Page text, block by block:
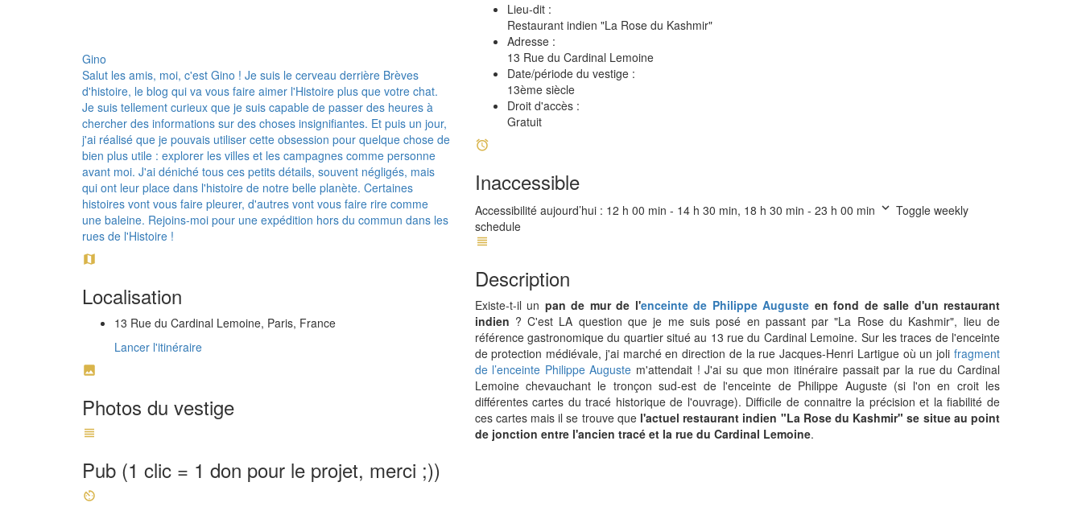
Gino
Salut les amis, moi, c'est Gino ! Je suis le cerveau derrière Brèves
d'histoire, le blog qui va vous faire aimer l'Histoire plus que votre chat.
Je suis tellement curieux que je suis capable de passer des heures à
chercher des informations sur des choses insignifiantes. Et puis un jour,
j'ai réalisé que je pouvais utiliser cette obsession pour quelque chose de
bien plus utile : explorer les villes et les campagnes comme personne
avant moi. J'ai déniché tous ces petits détails, souvent négligés, mais
qui ont leur place dans l'histoire de notre belle planète. Certaines
histoires vont vous faire pleurer, d'autres vont vous faire rire comme
une baleine. Rejoins-moi pour une expédition hors du commun dans les
rues de l'Histoire !
Localisation
13 Rue du Cardinal Lemoine, Paris, France
Lancer l'itinéraire
Photos du vestige
Pub (1 clic = 1 don pour le projet, merci ;))
Lieu-dit :
Restaurant indien "La Rose du Kashmir"
Adresse :
13 Rue du Cardinal Lemoine
Date/période du vestige :
13ème siècle
Droit d'accès :
Gratuit
Inaccessible
Accessibilité aujourd’hui : 12 h 00 min - 14 h 30 min, 18 h 30 min - 23 h 00 min
Toggle weekly
schedule
Description
Existe-t-il un pan de mur de l'enceinte de Philippe Auguste en fond de salle d'un restaurant
indien ? C'est LA question que je me suis posé en passant par "La Rose du Kashmir", lieu de
référence gastronomique du quartier situé au 13 rue du Cardinal Lemoine. Sur les traces de l'enceinte
de protection médiévale, j'ai marché en direction de la rue Jacques-Henri Lartigue où un joli fragment
de l’enceinte Philippe Auguste m'attendait ! J'ai su que mon itinéraire passait par la rue du Cardinal
Lemoine chevauchant le tronçon sud-est de l'enceinte de Philippe Auguste (si l'on en croit les
différentes cartes du tracé historique de l'ouvrage). Difficile de connaitre la précision et la fiabilité de
ces cartes mais il se trouve que l'actuel restaurant indien "La Rose du Kashmir" se situe au point
de jonction entre l'ancien tracé et la rue du Cardinal Lemoine.